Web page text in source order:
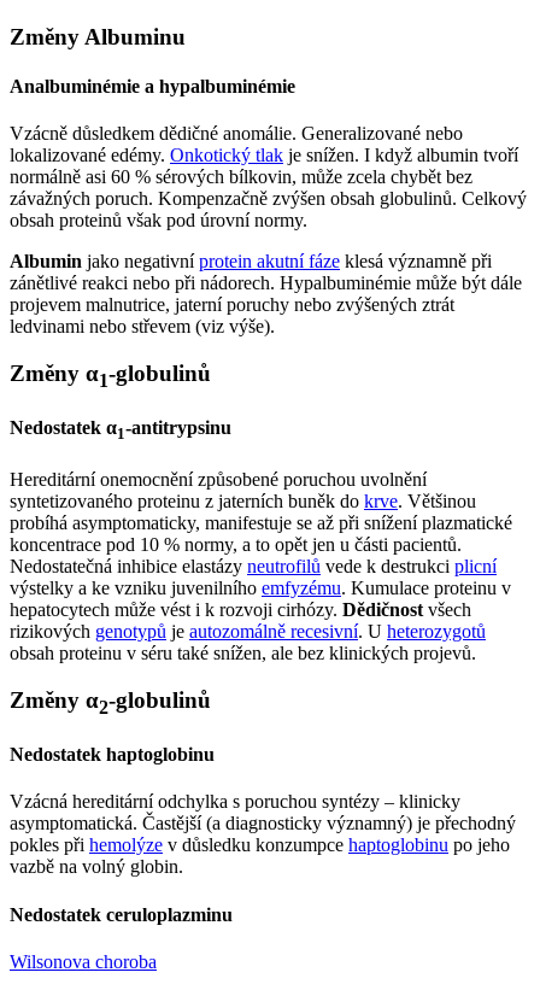
Změny Albuminu
Analbuminémie a hypalbuminémie
Vzácně důsledkem dědičné anomálie. Generalizované nebo
lokalizované edémy. Onkotický tlak je snížen. I když albumin tvoří
normálně asi 60 % sérových bílkovin, může zcela chybět bez
závažných poruch. Kompenzačně zvýšen obsah globulinů. Celkový
obsah proteinů však pod úrovní normy.
Albumin jako negativníprotein akutní fáze klesá významně při
zánětlivé reakci nebo při nádorech. Hypalbuminémie může být dále
projevem malnutrice, jaterní poruchy nebo zvýšených ztrát
ledvinami nebo střevem (viz výše).
Změny α1-globulinů
Nedostatek α1-antitrypsinu
Hereditární onemocnění způsobené poruchou uvolnění
syntetizovaného proteinu z jaterních buněk do krve. Většinou
probíhá asymptomaticky, manifestuje se až při snížení plazmatické
koncentrace pod 10 % normy, a to opět jen u části pacientů.
Nedostatečná inhibice elastázy neutrofilů vede k destrukci plicní
výstelky a ke vzniku juvenilního emfyzému. Kumulace proteinu v
hepatocytech může vést i k rozvoji cirhózy. Dědičnostvšech
rizikových genotypů je autozomálně recesivní. U heterozygotů
obsah proteinu v séru také snížen, ale bez klinických projevů.
Změny α2-globulinů
Nedostatek haptoglobinu
Vzácná hereditární odchylka s poruchou syntézy – klinicky
asymptomatická. Častější (a diagnosticky významný) je přechodný
pokles při hemolýze v důsledku konzumpce haptoglobinu po jeho
vazbě na volný globin.
Nedostatek ceruloplazminu
Wilsonova choroba